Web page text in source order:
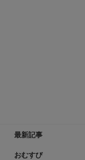
最新記事
おむすび